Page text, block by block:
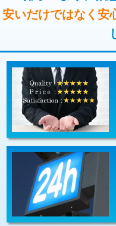
追加人工
止水・漏水調査・防水処
理・調整・分解・加工な
止水・漏水調査・防水処
理・調整・分解・加工な
その他部品の脱着
交換・取付（タンク）
交換・取付(単水栓（壁付
式）)
交換・取付(混合水栓（壁
式・ワンホール）)
交換・取付(排水栓・排水
（P/S/ポップアップ））
安いだけではなく安